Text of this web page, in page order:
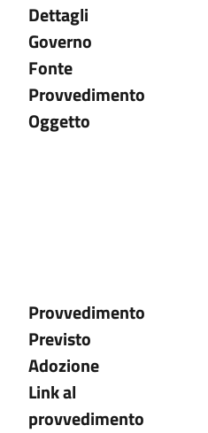
Dettagli
Governo
Fonte
Provvedimento
Oggetto
Provvedimento
Previsto
Adozione
Link al
provvedimento